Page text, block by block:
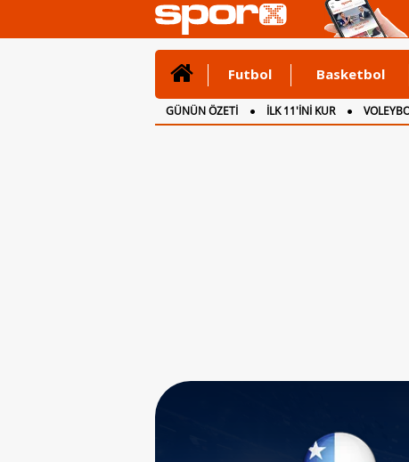
Futbol Basketbol
GÜNÜN ÖZETİ İLK 11'İNİ KUR
CANLI ANLATIM
İNGİLTERE